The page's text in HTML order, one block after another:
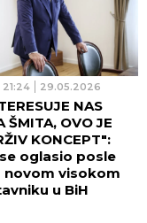
21:24 29.05.2026
NAS
ŠMITA, OVO JE
KONCEPT":
oglasio posle
novom visokom
u BiH